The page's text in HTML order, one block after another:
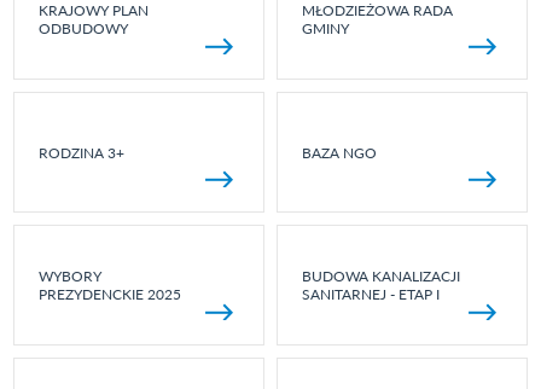
KRAJOWY PLAN
ODBUDOWY
MŁODZIEŻOWA RADA
GMINY
RODZINA 3+ BAZA NGO
WYBORY
PREZYDENCKIE 2025
BUDOWA KANALIZACJI
SANITARNEJ - ETAP I